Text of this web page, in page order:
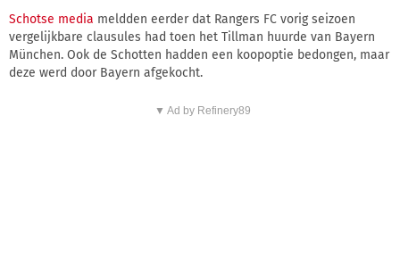
Schotse media meldden eerder dat Rangers FC vorig seizoen
vergelijkbare clausules had toen het Tillman huurde van Bayern
München. Ook de Schotten hadden een koopoptie bedongen, maar
deze werd door Bayern afgekocht.
▼ Ad by Refinery89